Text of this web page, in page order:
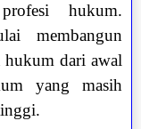
hukum.
membangun
hukum dari awal
yang masih